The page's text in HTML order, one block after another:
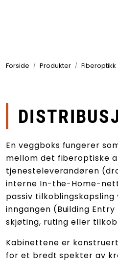
Forside Produkter Fiberoptikk
En veggboks fungerer
mellom det fiberoptiske
tjenesteleverandøren
interne In-the-Home-
passiv tilkoblingskapsling
inngangen (Building
skjøting, ruting eller
Kabinettene er
for et bredt spekter av
Bransjer
Produktsøk